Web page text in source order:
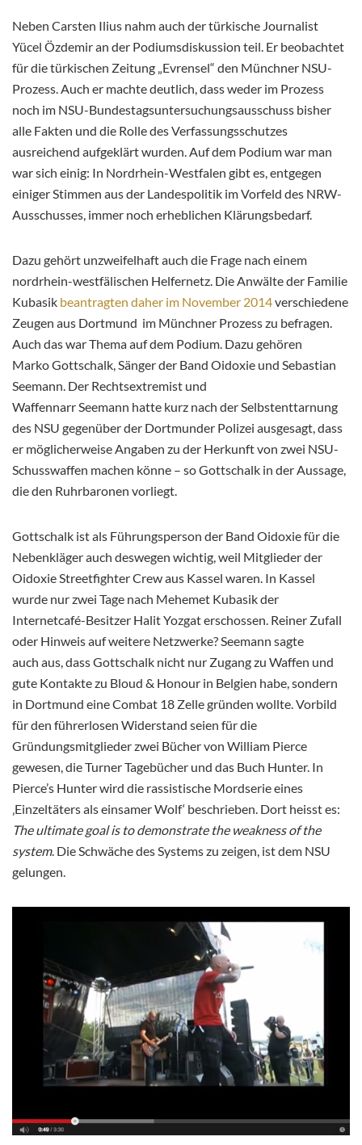
Neben Carsten Ilius nahm auch der türkische Journalist
Yücel Özdemir an der Podiumsdiskussion teil. Er beobachtet
für die türkischen Zeitung „Evrensel“ den Münchner NSU-
Prozess. Auch er machte deutlich, dass weder im Prozess
noch im NSU-Bundestagsuntersuchungsausschuss bisher
alle Fakten und die Rolle des Verfassungsschutzes
ausreichend aufgeklärt wurden. Auf dem Podium war man
war sich einig: In Nordrhein-Westfalen gibt es, entgegen
einiger Stimmen aus der Landespolitik im Vorfeld des NRW-
Ausschusses, immer noch erheblichen Klärungsbedarf.
Dazu gehört unzweifelhaft auch die Frage nach einem
nordrhein-westfälischen Helfernetz. Die Anwälte der Familie
Kubasik beantragten daher im November 2014verschiedene
Zeugen aus Dortmund im Münchner Prozess zu befragen.
Auch das war Thema auf dem Podium. Dazu gehören
Marko Gottschalk, Sänger der Band Oidoxie und Sebastian
Seemann. Der Rechtsextremist und
Waffennarr Seemann hatte kurz nach der Selbstenttarnung
des NSU gegenüber der Dortmunder Polizei ausgesagt, dass
er möglicherweise Angaben zu der Herkunft von zwei NSU-
Schusswaffen machen könne – so Gottschalk in der Aussage,
die den Ruhrbaronen vorliegt.
Gottschalk ist als Führungsperson der Band Oidoxie für die
Nebenkläger auch deswegen wichtig, weil Mitglieder der
Oidoxie Streetfighter Crew aus Kassel waren. In Kassel
wurde nur zwei Tage nach Mehemet Kubasik der
Internetcafé-Besitzer Halit Yozgat erschossen. Reiner Zufall
oder Hinweis auf weitere Netzwerke? Seemann sagte
auch aus, dass Gottschalk nicht nur Zugang zu Waffen und
gute Kontakte zu Bloud & Honour in Belgien habe, sondern
in Dortmund eine Combat 18 Zelle gründen wollte. Vorbild
für den führerlosen Widerstand seien für die
Gründungsmitglieder zwei Bücher von William Pierce
gewesen, die Turner Tagebücher und das Buch Hunter. In
Pierce’s Hunter wird die rassistische Mordserie eines
‚Einzeltäters als einsamer Wolf‘ beschrieben. Dort heisst es:
The ultimate goal is to demonstrate the weakness of the
system. Die Schwäche des Systems zu zeigen, ist dem NSU
gelungen.